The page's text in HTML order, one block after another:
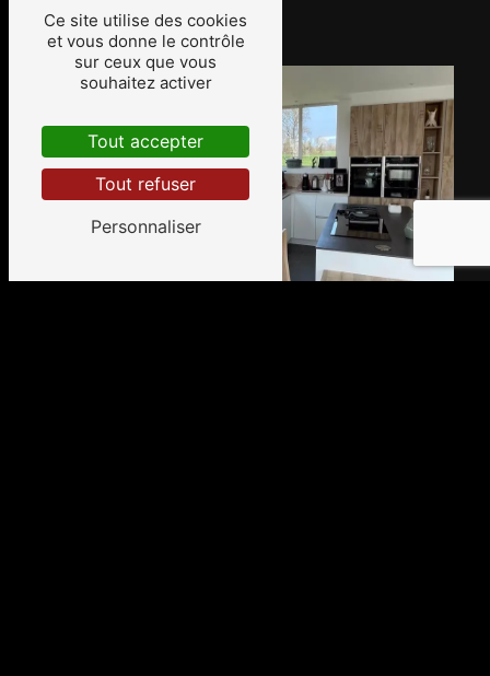
Ce site utilise des cookies
et vous donne le contrôle
sur ceux que vous
souhaitez activer
Tout accepter
Tout refuser
Personnaliser